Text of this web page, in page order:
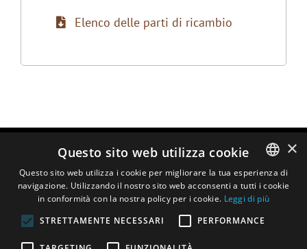
Elenco delle parti di ricambio
ENGLISH
×
Questo sito web utilizza cookie
Questo sito web utilizza i cookie per migliorare la tua esperienza di
navigazione. Utilizzando il nostro sito web acconsenti a tutti i cookie
in conformità con la nostra policy per i cookie. Leggi di più
STRETTAMENTE NECESSARI
PERFORMANCE